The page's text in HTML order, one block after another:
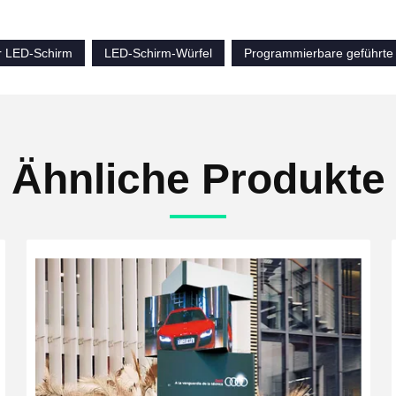
LED-Schirm
LED-Schirm-Würfel Programmierbare geführte
Ähnliche Produkte